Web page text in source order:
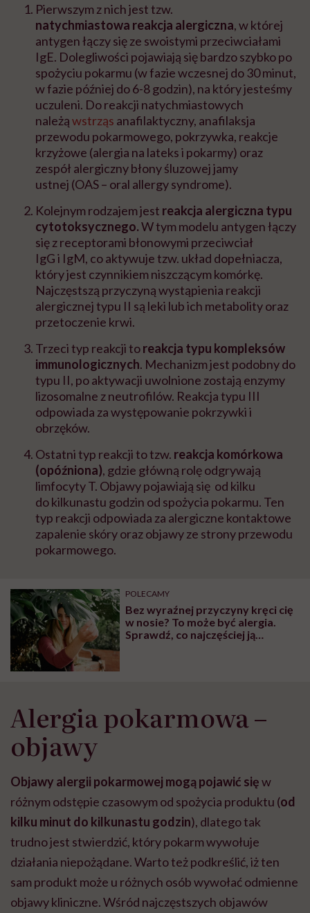
Pierwszym z nich jest tzw.
natychmiastowa reakcja alergiczna, w której
antygen łączy się ze swoistymi przeciwciałami
IgE. Dolegliwości pojawiają się bardzo szybko po
spożyciu pokarmu (w fazie wczesnej do 30 minut,
w fazie później do 6-8 godzin), na który jesteśmy
uczuleni. Do reakcji natychmiastowych
należąwstrząs anafilaktyczny, anafilaksja
przewodu pokarmowego, pokrzywka, reakcje
krzyżowe (alergia na lateks i pokarmy) oraz
zespół alergiczny błony śluzowej jamy
ustnej (OAS – oral allergysyndrome).
Kolejnym rodzajem jest reakcja alergiczna typu
cytotoksycznego.W tym modelu antygen łączy
się z receptorami błonowymi przeciwciał
IgGi IgM, co aktywuje tzw. układ dopełniacza,
który jest czynnikiem niszczącym komórkę.
Najczęstszą przyczyną wystąpienia reakcji
alergicznej typu II są leki lub ich metabolity oraz
przetoczenie krwi.
Trzeci typ reakcji toreakcja typu kompleksów
immunologicznych. Mechanizm jest podobny do
typu II, po aktywacji uwolnione zostają enzymy
lizosomalne z neutrofilów. Reakcja typu III
odpowiada za występowanie pokrzywki i
obrzęków.
Ostatni typ reakcji to tzw. reakcja komórkowa
(opóźniona), gdzie główną rolę odgrywają
limfocyty T. Objawy pojawiają się od kilku
dokilkunastu godzin od spożycia pokarmu. Ten
typ reakcji odpowiada za alergiczne kontaktowe
zapalenie skóryorazobjawy ze strony przewodu
pokarmowego.
POLECAMY
Bez wyraźnej przyczyny kręci cię
w nosie? To może być alergia.
Sprawdź, co najczęściej ją
Alergia pokarmowa –
objawy
Objawy alergii pokarmowej mogą pojawić sięw
różnym odstępie czasowym od spożycia produktu (od
kilku minut do kilkunastu godzin), dlatego tak
trudno jest stwierdzić, który pokarm wywołuje
działania niepożądane. Warto też podkreślić, iż ten
sam produkt może u różnych osób wywołać odmienne
objawy kliniczne.Wśród najczęstszych objawów